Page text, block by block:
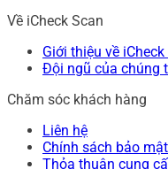
Về iCheck Scan
Giới thiệu về iCheck
Đội ngũ của chúng
Chăm sóc khách hàng
Liên hệ
Chính sách bảo mật
Thỏa thuận cung